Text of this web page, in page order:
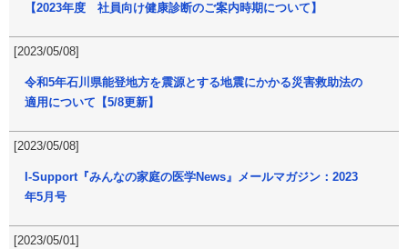
【2023年度 社員向け健康診断のご案内時期について】
[2023/05/08]
令和5年石川県能登地方を震源とする地震にかかる災害救助法の
適用について【5/8更新】
[2023/05/08]
I-Support『みんなの家庭の医学News』メールマガジン：2023
年5月号
[2023/05/01]